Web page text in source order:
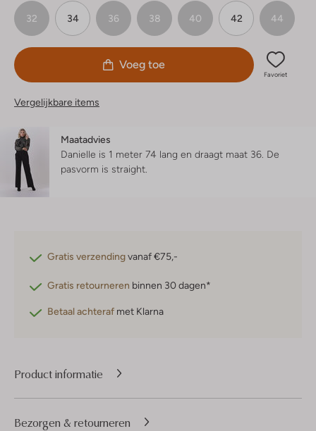
32 34 36 38 40 42 44
Voeg toe
Favoriet
Vergelijkbare items
Maatadvies
Danielle is 1 meter 74 lang en draagt maat 36. De
pasvorm is straight
Gratis verzendingvanaf €75,-
Gratis retourneren binnen 30 dagen*
Betaal achteraf met Klarna
Product informatie
Bezorgen & retourneren